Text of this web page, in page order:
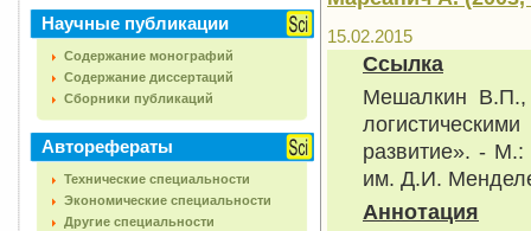
Научные публикации
Содержание монографий
Содержание диссертаций
Сборники публикаций
Авторефераты
Технические специальности
Экономические специальности
Другие специальности
15.02.2015
Ссылка
Мешалкин В.П.,
развитие». - М.:
им. Д.И.
Аннотация